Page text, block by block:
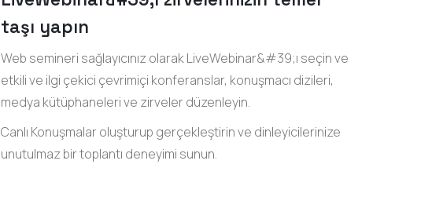
taşı yapın
Web semineri sağlayıcınız olarak LiveWebinar&#39;ı seçin ve
etkili ve ilgi çekici çevrimiçi konferanslar, konuşmacı dizileri,
medya kütüphaneleri ve zirveler düzenleyin.
Canlı Konuşmalar oluşturup gerçekleştirin ve dinleyicilerinize
unutulmaz bir toplantı deneyimi sunun.